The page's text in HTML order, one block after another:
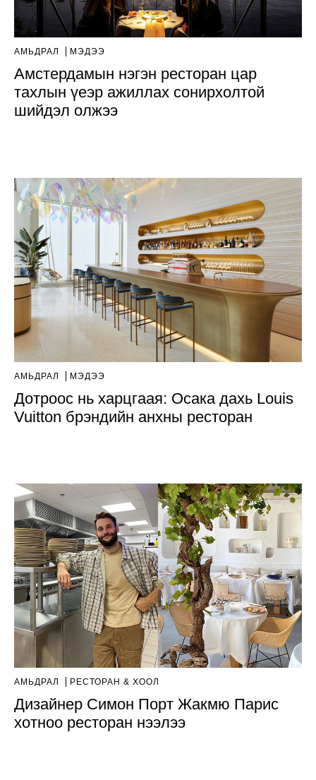
АМЬДРАЛ МЭДЭЭ
Амстердамын нэгэн ресторан цар
тахлын үеэр ажиллах сонирхолтой
шийдэл олжээ
АМЬДРАЛ МЭДЭЭ
Дотроос нь харцгаая: Осака дахь Louis
Vuitton брэндийн анхны ресторан
АМЬДРАЛ РЕСТОРАН & ХООЛ
Дизайнер Симон Порт Жакмю Парис
хотноо ресторан нээлээ